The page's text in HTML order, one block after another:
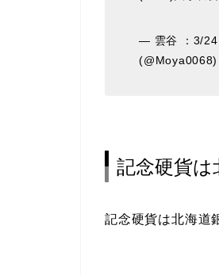
— 雲谷 ：3/24
(@Moya0068)
記念硬貨は
記念硬貨は北海道